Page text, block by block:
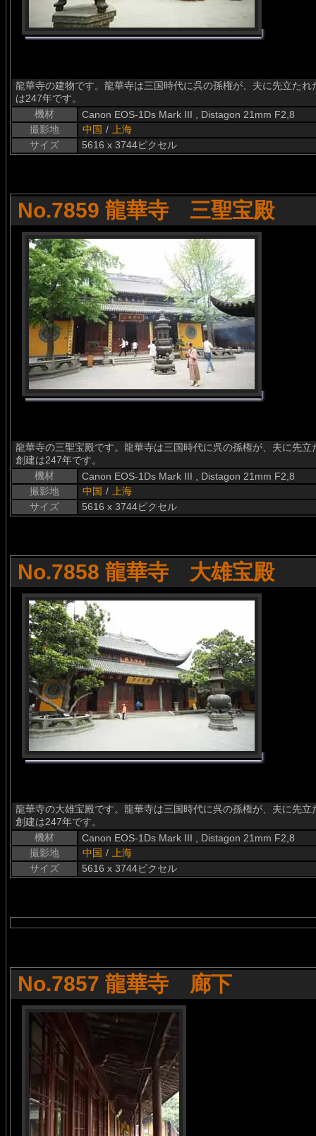
龍華寺の建物です。龍華寺は三国時代に呉の孫権が、夫に先立た
は247年です。
機材
Canon EOS-1Ds Mark III , Distagon 21mm F2,8
撮影地
中国 /
上海
サイズ
5616 x 3744ピクセル
No.7859 龍華寺 三聖宝殿
龍華寺の三聖宝殿です。龍華寺は三国時代に呉の孫権が、夫に先
創建は247年です。
機材
Canon EOS-1Ds Mark III , Distagon 21mm F2,8
撮影地
中国 /
上海
サイズ
5616 x 3744ピクセル
No.7858 龍華寺 大雄宝殿
龍華寺の大雄宝殿です。龍華寺は三国時代に呉の孫権が、夫に先
創建は247年です。
機材
Canon EOS-1Ds Mark III , Distagon 21mm F2,8
撮影地
中国 /
上海
サイズ
5616 x 3744ピクセル
No.7857 龍華寺 廊下